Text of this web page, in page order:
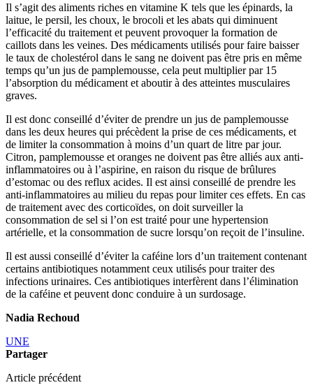
Il s’agit des aliments riches en vitamine K tels que les épinards, la
laitue, le persil, les choux, le brocoli et les abats qui diminuent
l’efficacité du traitement et peuvent provoquer la formation de
caillots dans les veines. Des médicaments utilisés pour faire baisser
le taux de cholestérol dans le sang ne doivent pas être pris en même
temps qu’un jus de pamplemousse, cela peut multiplier par 15
l’absorption du médicament et aboutir à des atteintes musculaires
graves.
Il est donc conseillé d’éviter de prendre un jus de pamplemousse
dans les deux heures qui précèdent la prise de ces médicaments, et
de limiter la consommation à moins d’un quart de litre par jour.
Citron, pamplemousse et oranges ne doivent pas être alliés aux anti-
inflammatoires ou à l’aspirine, en raison du risque de brûlures
d’estomac ou des reflux acides. Il est ainsi conseillé de prendre les
anti-inflammatoires au milieu du repas pour limiter ces effets. En cas
de traitement avec des corticoïdes, on doit surveiller la
consommation de sel si l’on est traité pour une hypertension
artérielle, et la consommation de sucre lorsqu’on reçoit de l’insuline.
Il est aussi conseillé d’éviter la caféine lors d’un traitement contenant
certains antibiotiques notamment ceux utilisés pour traiter des
infections urinaires. Ces antibiotiques interfèrent dans l’élimination
de la caféine et peuvent donc conduire à un surdosage.
Nadia Rechoud
UNE
Partager
Article précédent